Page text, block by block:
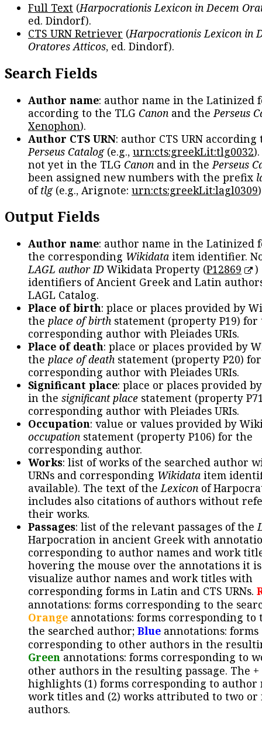
Full Text (Harpocrationis Lexicon in Decem
ed. Dindorf).
CTS URN Retriever (Harpocrationis Lexicon in
Oratores Atticos, ed. Dindorf).
Search Fields
Author name: author name in the Latinized
according to the TLG Canon and thePerseus
Xenophon).
Author CTS URN: author CTS URN according
Perseus Catalog(e.g., urn:cts:greekLit:tlg0032
not yet in the TLG Canon and in thePerseus
been assigned new numbers with the prefix
oftlg(e.g., Arignote: urn:cts:greekLit:lagl0309
Output Fields
Author name: author name in the Latinized
the corresponding Wikidata item identifier.
LAGL author IDWikidata Property (P12869
)
identifiers of Ancient Greek and Latin
LAGL Catalog.
Place of birth: place or places provided by
the place of birth statement (property P19) for
corresponding author with Pleiades URIs.
Place of death: place or places provided by
the place of death statement (property P20)
corresponding author with Pleiades URIs.
Significant place: place or places provided
in the significant place statement (property
corresponding author with Pleiades URIs.
Occupation: value or values provided by
occupation statement (property P106) for the
corresponding author.
Works: list of works of the searched author
URNs and corresponding Wikidata item
available). The text of theLexicon of
includes also citations of authors without
their works.
Passages: list of the relevant passages of the
Harpocration in ancient Greek with
corresponding to author names and work
hovering the mouse over the annotations it
visualize author names and work titles with
corresponding forms in Latin and CTS URNs.
annotations: forms corresponding to the
Orange annotations: forms corresponding to
the searched author; Blue annotations: forms
corresponding to other authors in the
Green annotations: forms corresponding to
other authors in the resulting passage. The +
highlights (1) forms corresponding to author
work titles and (2) works attributed to two or
authors.